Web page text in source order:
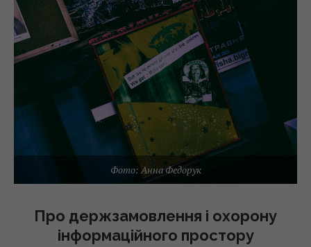
Фото: Анна Федорук
Про держзамовлення і охорону
інформаційного простору